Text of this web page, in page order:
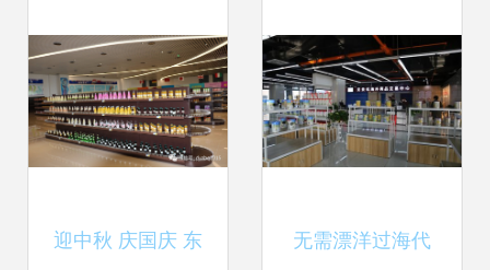
迎中秋 庆国庆 东 无需漂洋过海代